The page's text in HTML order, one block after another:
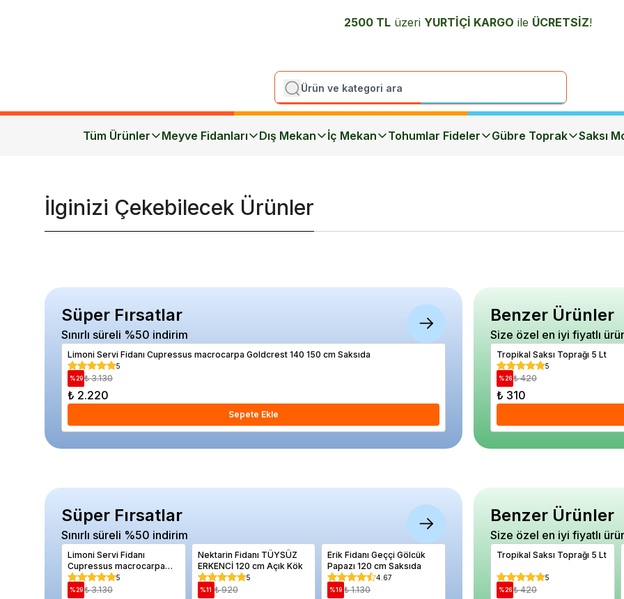
2500 TL üzeri YURTİÇİ KARGO ile ÜCRETSİZ!
Tüm Ürünler Meyve Fidanları Dış Mekan İç Mekan Tohumlar Fideler Gübre Toprak Saksı
İlginizi Çekebilecek Ürünler
Süper Fırsatlar
Sınırlı süreli %50 indirim
Limoni Servi Fidanı Cupressus macrocarpa Goldcrest 140 150 cm Saksıda
5
%29 ₺ 3.130
₺ 2.220
Sepete Ekle
Nektarin Fidanı TÜYSÜZ ERKENCİ 120 cm
5
Benzer Ürünler
Size özel en iyi fiyatlı
Tropikal Saksı Toprağı 5 Lt
5
%26 ₺ 420
₺ 310
Süper Fırsatlar
Sınırlı süreli %50 indirim
Limoni Servi Fidanı
Cupressus macrocarpa
Goldcrest 140 150 cm
Saksıda
5
%29 ₺ 3.130
Nektarin Fidanı TÜYSÜZ
ERKENCİ 120 cm Açık Kök
5
%11 ₺ 920
Erik Fidanı Geççi Gölcük
Papazı 120 cm Saksıda
4.67
%19 ₺ 1.130
Hasanbey 1 Kavun Tohumu
5
Acur
Benzer Ürünler
Size özel en iyi fiyatlı
Tropikal Saksı Toprağı 5 Lt
5
%26 ₺ 420